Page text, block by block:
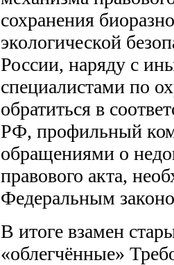
сохранения
экологической
России, наряду с
специалистами по
обратиться в
РФ, профильный
обращениями о
правового акта,
Федеральным
В итоге взамен
«облегчённые»